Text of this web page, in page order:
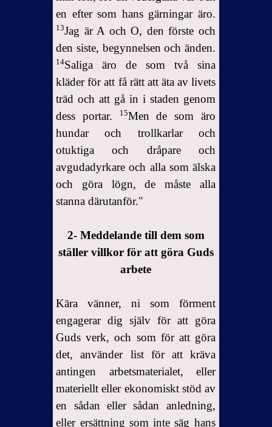
en efter som hans gärningar äro.
13Jag är A och O, den förste och
den siste, begynnelsen och änden.
14Saliga äro de som två sina
kläder för att få rätt att äta av livets
träd och att gå in i staden genom
dess portar.
15Men de som äro
hundar och trollkarlar och
otuktiga och dråpare och
avgudadyrkare och alla som älska
och göra lögn, de måste alla
stanna därutanför."
2- Meddelande till dem som
ställer villkor för att göra Guds
arbete
Kära vänner, ni som förment
engagerar dig själv för att göra
Guds verk, och som för att göra
det, använder list för att kräva
antingen arbetsmaterialet, eller
materiellt eller ekonomiskt stöd av
en sådan eller sådan anledning,
eller ersättning som inte säg hans